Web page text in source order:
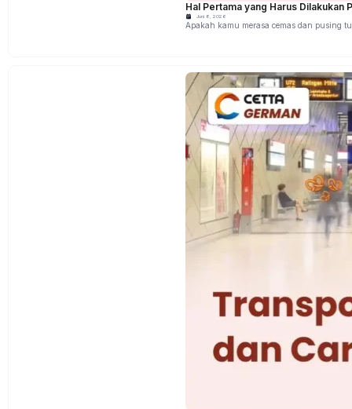
Hal Pertama yang Harus Dilakukan
Juni 8, 2026
Apakah kamu merasa cemas dan pusing